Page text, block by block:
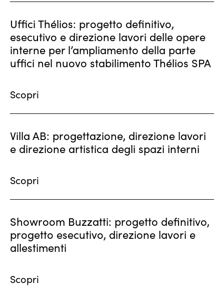
Uffici Thélios: progetto definitivo,
esecutivo e direzione lavori delle opere
interne per l’ampliamento della parte
uffici nel nuovo stabilimento Thélios SPA
Scopri
Villa AB: progettazione, direzione lavori
e direzione artistica degli spazi interni
Scopri
Showroom Buzzatti: progetto definitivo,
progetto esecutivo, direzione lavori e
allestimenti
Scopri